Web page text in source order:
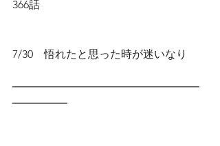
366話
7/30　悟れたと思った時が迷いなり
━━━━━━━━━━━━━━━━━
━━━━━